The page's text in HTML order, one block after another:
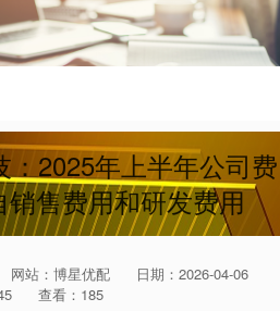
2025年上半年公司费
销售费用和研发费用
网站：博星优配
日期：2026-04-06
查看：185